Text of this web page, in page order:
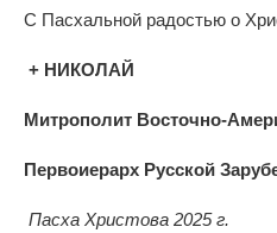
С Пасхальной радостью о
+ НИКОЛАЙ
Митрополит Восточно-
Первоиерарх Русской
Пасха Христова 2025 г.